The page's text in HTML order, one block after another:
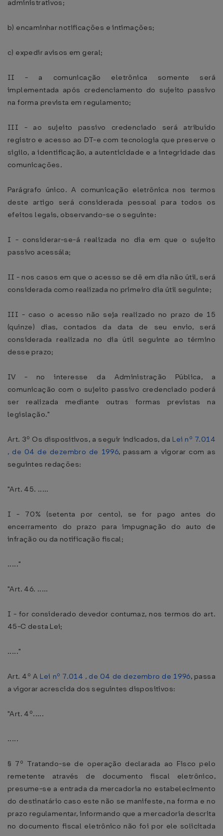
administrativos;
b) encaminhar notificações e intimações;
c) expedir avisos em geral;
II - a comunicação eletrônica somente será
implementada após credenciamento do sujeito passivo
na forma prevista em regulamento;
III - ao sujeito passivo credenciado será atribuído
registro e acesso ao DT-e com tecnologia que preserve o
sigilo, a identificação, a autenticidade e a integridade das
comunicações.
Parágrafo único. A comunicação eletrônica nos termos
deste artigo será considerada pessoal para todos os
efeitos legais, observando-se o seguinte:
I - considerar-se-á realizada no dia em que o sujeito
passivo acessála;
II - nos casos em que o acesso se dê em dia não útil, será
considerada como realizada no primeiro dia útil seguinte;
III - caso o acesso não seja realizado no prazo de 15
(quinze) dias, contados da data de seu envio, será
considerada realizada no dia útil seguinte ao término
desse prazo;
IV - no interesse da Administração Pública, a
comunicação com o sujeito passivo credenciado poderá
ser realizada mediante outras formas previstas na
legislação."
Art. 3º Os dispositivos, a seguir indicados, da Lei nº 7.014
, de 04 de dezembro de 1996, passam a vigorar com as
seguintes redações:
"Art. 45. .....
I - 70% (setenta por cento), se for pago antes do
encerramento do prazo para impugnação do auto de
infração ou da notificação fiscal;
....."
"Art. 46. .....
I - for considerado devedor contumaz, nos termos do art.
45-C desta Lei;
....."
Art. 4º A Lei nº 7.014 , de 04 de dezembro de 1996, passa
a vigorar acrescida dos seguintes dispositivos:
"Art. 4º.....
.....
§ 7º Tratando-se de operação declarada ao Fisco pelo
remetente através de documento fiscal eletrônico,
presume-se a entrada da mercadoria no estabelecimento
do destinatário caso este não se manifeste, na forma e no
prazo regulamentar, informando que a mercadoria descrita
no documento fiscal eletrônico não foi por ele solicitada